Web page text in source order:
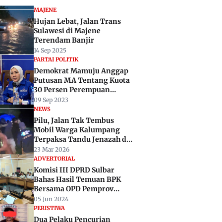
MAJENE
Hujan Lebat, Jalan Trans
Sulawesi di Majene
Terendam Banjir
14 Sep 2025
PARTAI POLITIK
Demokrat Mamuju Anggap
Putusan MA Tentang Kuota
30 Persen Perempuan
Dipaksakan
09 Sep 2023
NEWS
Pilu, Jalan Tak Tembus
Mobil Warga Kalumpang
Terpaksa Tandu Jenazah di
Gelap Malam
23 Mar 2026
ADVERTORIAL
Komisi III DPRD Sulbar
Bahas Hasil Temuan BPK
Bersama OPD Pemprov
Sulbar
05 Jun 2024
PERISTIWA
Dua Pelaku Pencurian